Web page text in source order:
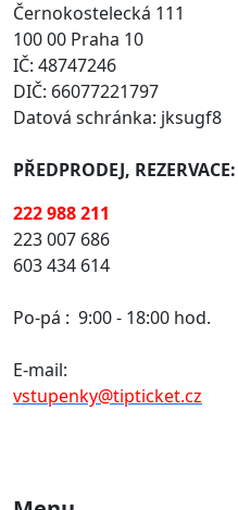
Černokostelecká 111
100 00 Praha 10
IČ: 48747246
DIČ: 66077221797
Datová schránka: jksugf8
PŘEDPRODEJ, REZERVACE:
222 988 211
223 007 686
603 434 614
Po-pá : 9:00 - 18:00 hod.
E-mail:
vstupenky@tipticket.cz